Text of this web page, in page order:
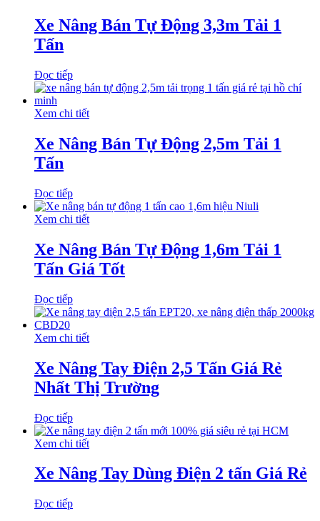
Xe Nâng Bán Tự Động 3,3m Tải 1
Tấn
Đọc tiếp
Xem chi tiết
Xe Nâng Bán Tự Động 2,5m Tải 1
Tấn
Đọc tiếp
Xem chi tiết
Xe Nâng Bán Tự Động 1,6m Tải 1
Tấn Giá Tốt
Đọc tiếp
Xem chi tiết
Xe Nâng Tay Điện 2,5 Tấn Giá Rẻ
Nhất Thị Trường
Đọc tiếp
Xem chi tiết
Xe Nâng Tay Dùng Điện 2 tấn Giá Rẻ
Đọc tiếp